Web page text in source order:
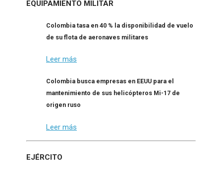
EQUIPAMIENTO MILITAR
Colombia tasa en 40 % la disponibilidad de vuelo
de su flota de aeronaves militares
Leer más
Colombia busca empresas en EEUU para el
mantenimiento de sus helicópteros Mi-17 de
origen ruso
Leer más
EJÉRCITO